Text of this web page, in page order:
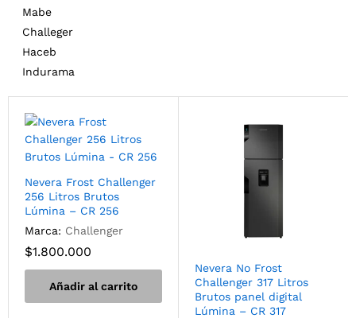
Mabe
Challeger
Haceb
Indurama
Nevera Frost Challenger
256 Litros Brutos
Lúmina – CR 256
Marca: Challenger
$1.800.000
Añadir al carrito
Nevera No Frost
Challenger 317 Litros
Brutos panel digital
Lúmina – CR 317